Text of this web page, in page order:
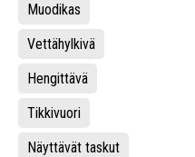
Muodikas
Vettähylkivä
Hengittävä
Tikkivuori
Näyttävät taskut